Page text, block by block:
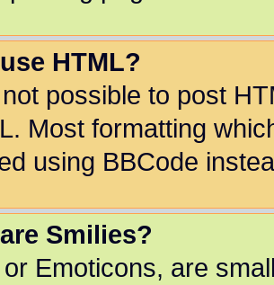
HTML?
possible to post
Most formatting
using BBCode
Smilies?
Emoticons, are